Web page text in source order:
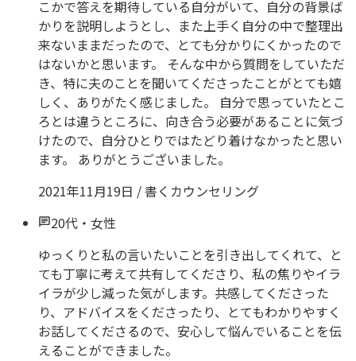
こかで答えを期待している自分がいて、自分の背景ば
かりを説明しようとし、また上手く自分の中で整理出
来ないままだったので、とても分かりにくかったので
はないかと思います。 そんな中から質問をしていただ
き、特に夫のことを聞いてくださったことがとても嬉
しく、ありがたく感じました。 自分で思っていたとこ
ろとは違うところに、向き合う必要があることに気づ
けたので、自分ひとりではたどり着けなかったと思い
ます。 ありがとうございました。
2021年11月19日 /書くカウンセリング
20代 ・ 女性
ゆっくりと私の言いたいことを引き出してくれて、と
ても丁寧に考えて共有してくださり、私の焦りやイラ
イラが少し減った気がします。共感してくださった
り、アドバイスをくださったり、とてもわかりやすく
お話してくださるので、安心して悩んでいることを伝
えることができました。